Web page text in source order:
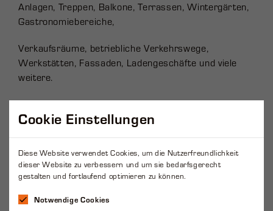
Anlagen, Treppen, Balkone, Terrassen, Wintergärten,
Gastronomiebereiche,
Verkaufsräume, betriebliche Verkehrswege,
Werkstätten, Fassaden, Ladengeschäfte und viele
weitere.
Cookie Einstellungen
Diese Website verwendet Cookies, um die Nutzerfreundlichkeit
dieser Website zu verbessern und um sie bedarfsgerecht
gestalten und fortlaufend optimieren zu können.
Notwendige Cookies